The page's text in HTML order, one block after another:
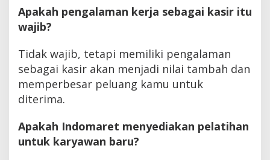
Apakah pengalaman kerja sebagai kasir itu
wajib?
Tidak wajib, tetapi memiliki pengalaman
sebagai kasir akan menjadi nilai tambah dan
memperbesar peluang kamu untuk
diterima.
Apakah Indomaret menyediakan pelatihan
untuk karyawan baru?